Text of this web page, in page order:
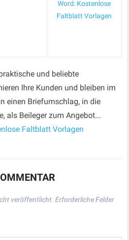
Word: Kostenlose
Faltblatt Vorlagen
und beliebte
Ihre Kunden und bleiben im
einen Briefumschlag, in die
als Beileger zum Angebot...
Faltblatt Vorlagen
veröffentlicht. Erforderliche Felder